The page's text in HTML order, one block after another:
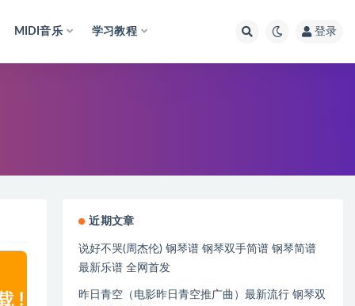
MIDI音乐 学习教程 登录
近期文章
说好不哭(周杰伦) 钢琴谱 钢琴双手简谱 钢琴简谱
最新乐谱 全网首发
昨日青空（电影昨日青空推广曲）最新流行 钢琴双